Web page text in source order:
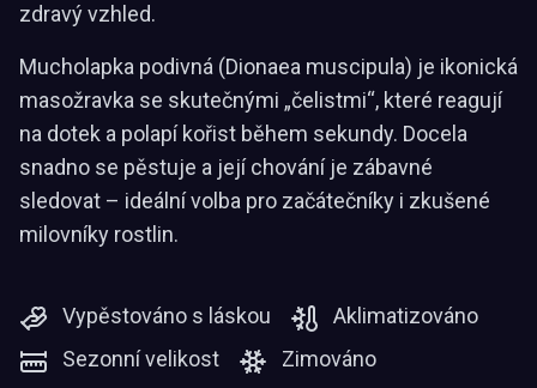
zdravý vzhled.
Mucholapka podivná (Dionaea muscipula) je ikonická
masožravka se skutečnými „čelistmi“, které reagují
na dotek a polapí kořist během sekundy. Docela
snadno se pěstuje a její chování je zábavné
sledovat – ideální volba pro začátečníky i zkušené
milovníky rostlin.
Vypěstováno s láskou
Aklimatizováno
Sezonní velikost
Zimováno